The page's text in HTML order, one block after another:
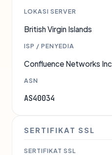
LOKASI SERVER
British Virgin Islands
ISP / PENYEDIA
Confluence Networks Inc
ASN
AS40034
SERTIFIKAT SSL
SERTIFIKAT SSL